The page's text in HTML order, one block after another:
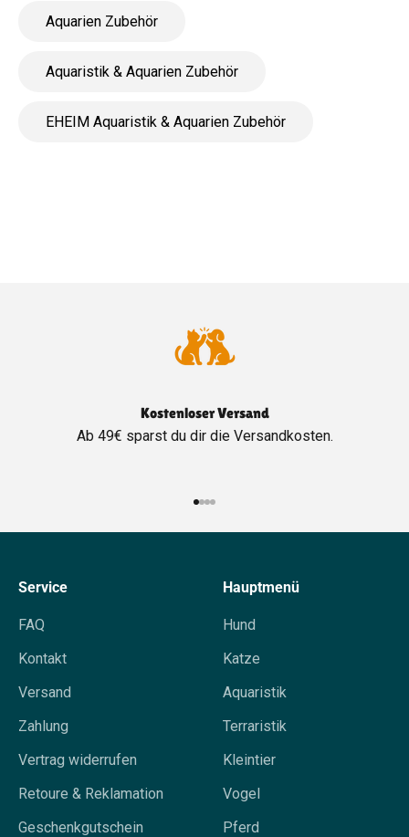
Aquarien Zubehör
Aquaristik & Aquarien Zubehör
EHEIM Aquaristik & Aquarien Zubehör
Kostenloser Versand
Ab 49€ sparst du dir die Versandkosten.
Service
FAQ
Kontakt
Versand
Zahlung
Vertrag widerrufen
Retoure & Reklamation
Geschenkgutschein
Hauptmenü
Hund
Katze
Aquaristik
Terraristik
Kleintier
Vogel
Pferd